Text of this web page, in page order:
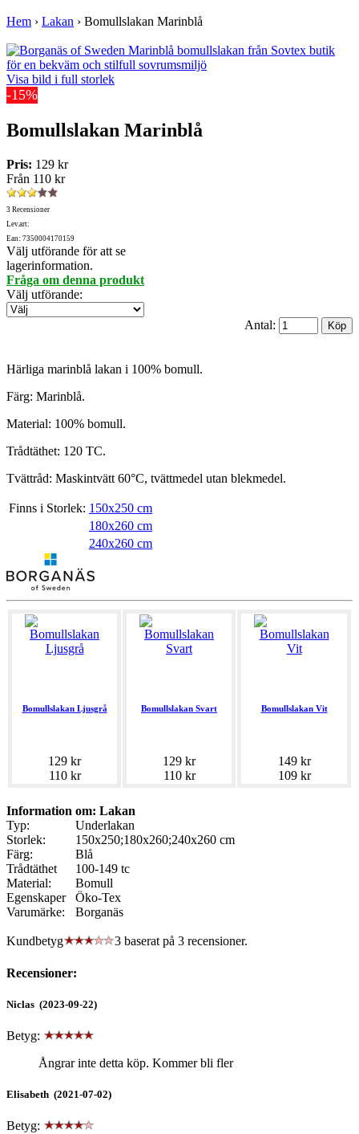
Hem › Lakan › Bomullslakan Marinblå
Visa bild i full storlek
-15%
Bomullslakan Marinblå
Pris: 129 kr
Från 110 kr
3 Recensioner
Lev.art:
Ean: 7350004170159
Välj utförande för att se
lagerinformation.
Fråga om denna produkt
Välj utförande:
Antal:
Härliga marinblå lakan i 100% bomull.
Färg: Marinblå.
Material: 100% bomull.
Trådtäthet: 120 TC.
Tvättråd: Maskintvätt 60°C, tvättmedel utan blekmedel.
Finns i Storlek: 150x250 cm
180x260 cm
240x260 cm
Bomullslakan Ljusgrå
129 kr
110 kr
Bomullslakan Svart
129 kr
110 kr
Bomullslakan Vit
149 kr
109 kr
Information om: Lakan
Typ:
Underlakan
Storlek:
150x250;180x260;240x260 cm
Färg:
Blå
Trådtäthet
100-149 tc
Material:
Bomull
Egenskaper
Öko-Tex
Varumärke:
Borganäs
Kundbetyg 3 baserat på 3 recensioner.
Recensioner:
Niclas (2023-09-22)
Betyg:
Ångrar inte detta köp. Kommer bli fler
Elisabeth (2021-07-02)
Betyg: